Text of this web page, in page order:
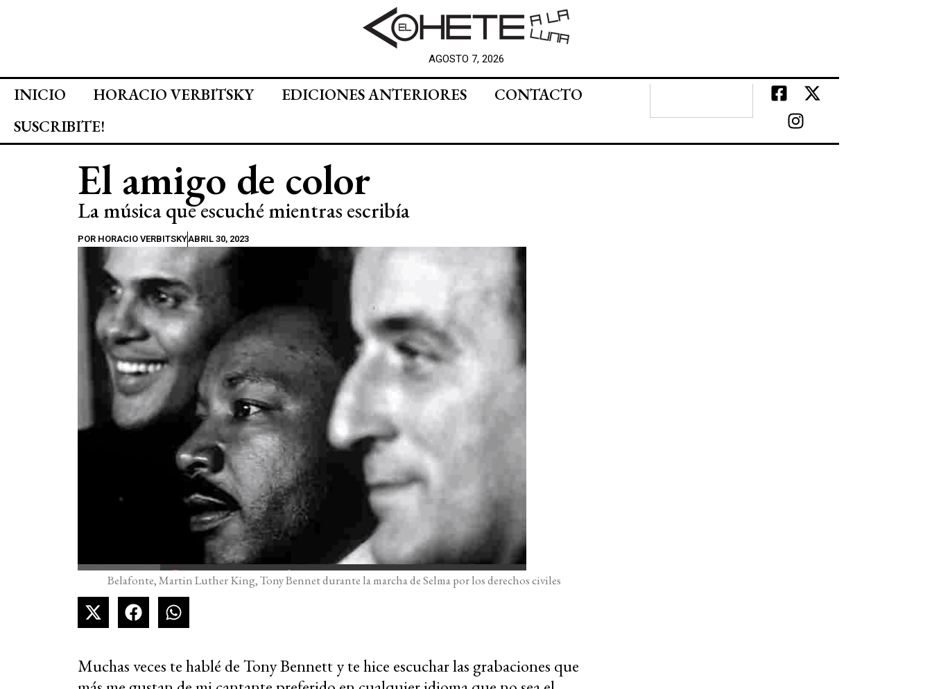
AGOSTO 7, 2026
INICIO HORACIO VERBITSKY EDICIONES ANTERIORES
CONTACTO
SUSCRIBITE!
El amigo de color
La música que escuché mientras escribía
POR HORACIO VERBITSKYABRIL 30, 2023
Belafonte, Martin Luther King, Tony Bennet durante la marcha de Selma por los derechos civiles
Muchas veces te hablé de Tony Bennett y te hice escuchar las grabaciones que